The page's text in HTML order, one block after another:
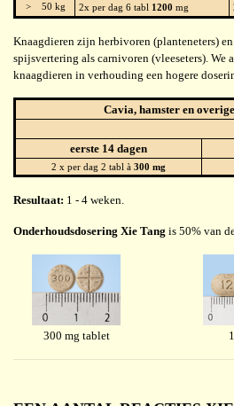
> 50 kg
2x per dag 6 tabl 1200 mg
Knaagdieren zijn herbivoren (planteneters) en
spijsvertering als carnivoren (vleeseters). We
knaagdieren in verhouding een hogere
Cavia, hamster en
eerste 14 dagen
2 x per dag 2 tabl à 300 mg
Resultaat: 1 - 4 weken.
Onderhoudsdosering Xie Tang is 50% van
300 mg tablet